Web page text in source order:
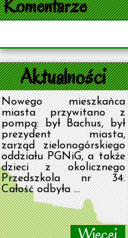
Komentarze
Aktualności
Nowego mieszkańca
miasta przywitano z
pompą: był Bachus, był
prezydent miasta,
zarząd zielonogórskiego
oddziału PGNiG, a także
dzieci z okolicznego
Przedszkola nr 34.
Całość odbyła ...